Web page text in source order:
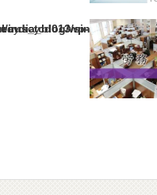
wp-content/themes/gorgeous_tcd013/single.php